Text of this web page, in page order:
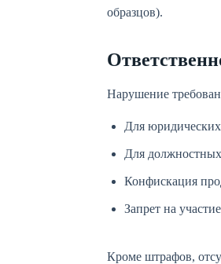
образцов).
Нарушение
Для
Для
Конфискация
Запрет на
Кроме штрафов,